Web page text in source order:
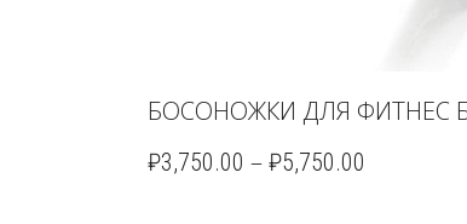
БОСОНОЖКИ ДЛЯ ФИТНЕС
₽3,750.00 – ₽5,750.00